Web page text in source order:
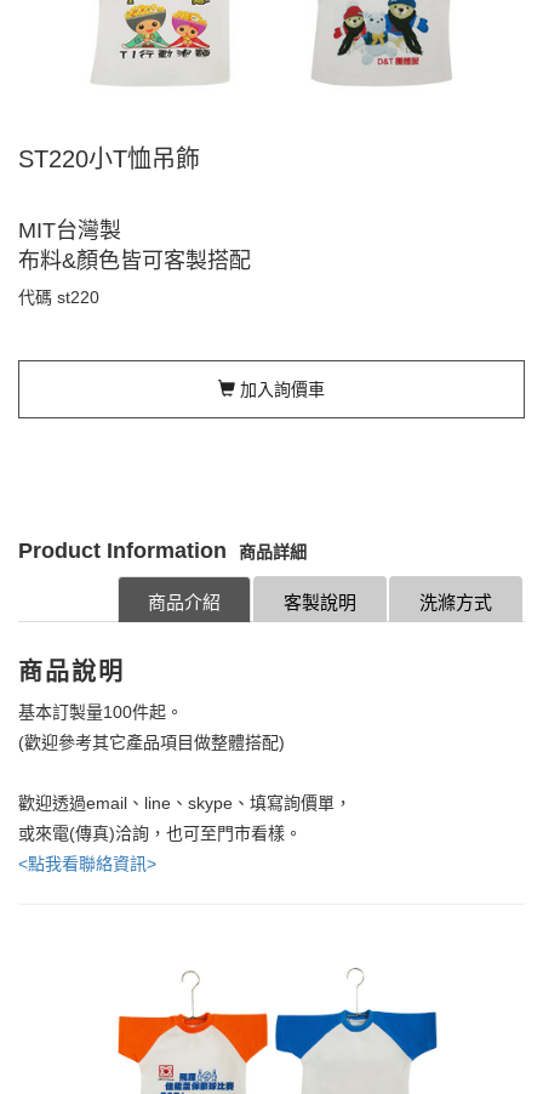
ST220小T恤吊飾
MIT台灣製
布料&顏色皆可客製搭配
代碼 st220
加入詢價車
Product Information 商品詳細
洗滌方式
客製說明
商品介紹
商品說明
基本訂製量100件起。
(歡迎參考其它產品項目做整體搭配)
歡迎透過email、line、skype、填寫詢價單，
或來電(傳真)洽詢，也可至門市看樣。
<點我看聯絡資訊>